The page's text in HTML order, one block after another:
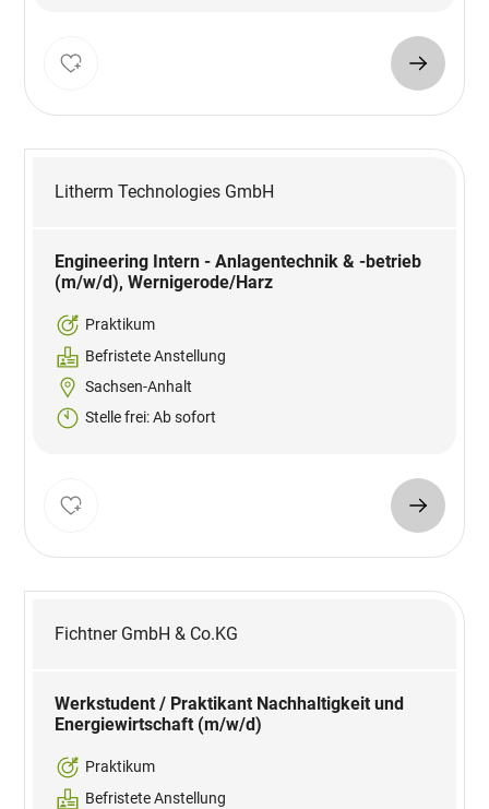
Litherm Technologies GmbH
Engineering Intern - Anlagentechnik & -betrieb
(m/w/d), Wernigerode/Harz
Praktikum
Befristete Anstellung
Sachsen-Anhalt
Stelle frei: Ab sofort
Fichtner GmbH & Co.KG
Werkstudent / Praktikant Nachhaltigkeit und
Energiewirtschaft (m/w/d)
Praktikum
Befristete Anstellung